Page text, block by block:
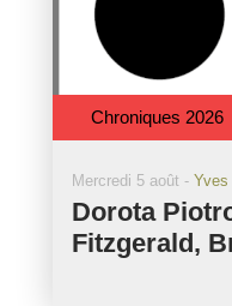
Chroniques 2026
Mercredi 5 août - Yves
Dorota
Fitzgerald,